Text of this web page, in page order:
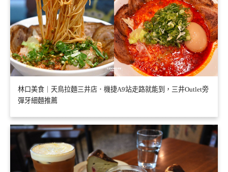
林口美食｜天鳥拉麵三井店．機捷A9站走路就能到，三井Outlet旁
彈牙細麵推薦